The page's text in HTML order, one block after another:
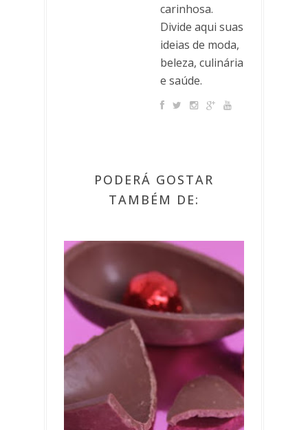
carinhosa.
Divide aqui suas
ideias de moda,
beleza, culinária
e saúde.
PODERÁ GOSTAR
TAMBÉM DE: